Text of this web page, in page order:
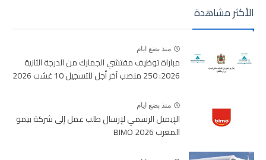
الأكثر مشاهدة
منذ بضع ايام
مباراة توظيف مفتشي الجمارك من الدرجة الثانية
2026: 250 منصب آخر أجل للتسجيل 10 غشت 2026
منذ بضع ايام
الإيميل الرسمي لإرسال طلب عمل إلى شركة بيمو
المغرب BIMO 2026